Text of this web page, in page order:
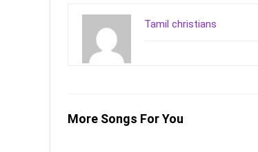
Tamil christians
More Songs For You